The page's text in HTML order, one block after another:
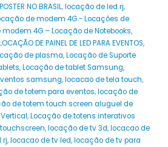
NO BRASIL,locação de led rj,
de modem 4G - Locações de
4G – Locação de Notebooks,
DE PAINEL DE LED PARA EVENTOS,
de plasma,Locação de Suporte
,Locação de tablet Samsung,
samsung,locacao de tela touch,
de totem para eventos,locação de
de totem touch screen aluguel de
,Locação de totens interativos
,locação de tv 3d,locacao de
rj,locacao de tv led,locação de tv para